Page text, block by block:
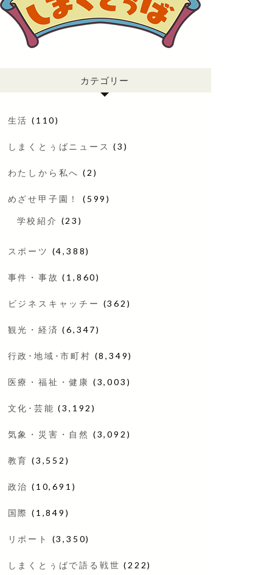
カテゴリー
生活 (110)
しまくとぅばニュース (3)
わたしから私へ (2)
めざせ甲子園！ (599)
学校紹介 (23)
スポーツ (4,388)
事件・事故 (1,860)
ビジネスキャッチー (362)
観光・経済 (6,347)
行政･地域･市町村 (8,349)
医療・福祉・健康 (3,003)
文化･芸能 (3,192)
気象・災害・自然 (3,092)
教育 (3,552)
政治 (10,691)
国際 (1,849)
リポート (3,350)
しまくとぅばで語る戦世 (222)